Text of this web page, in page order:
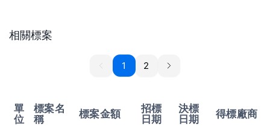
相關標案
11 2
單
位
標案名
稱
標案金額
招標
日期
決標
日期
得標廠商